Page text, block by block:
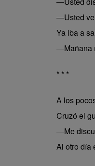
—Usted
Ya iba a
—Mañana
* * *
A los
Cruzó el
—Me
Al otro día